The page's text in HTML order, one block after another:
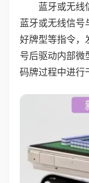
蓝牙或无线
蓝牙或无线信号
好牌型等指令，
号后驱动内部微
码牌过程中进行